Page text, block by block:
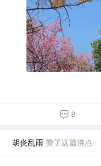
8
胡炎乱雨 赞了这篇沸点